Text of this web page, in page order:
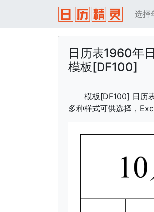
选择
日历表1960年
模板[DF100]
模板[DF100] 日历
多种样式可供选择，